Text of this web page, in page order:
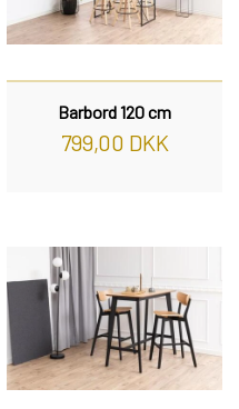
Barbord 120 cm
799,00 DKK